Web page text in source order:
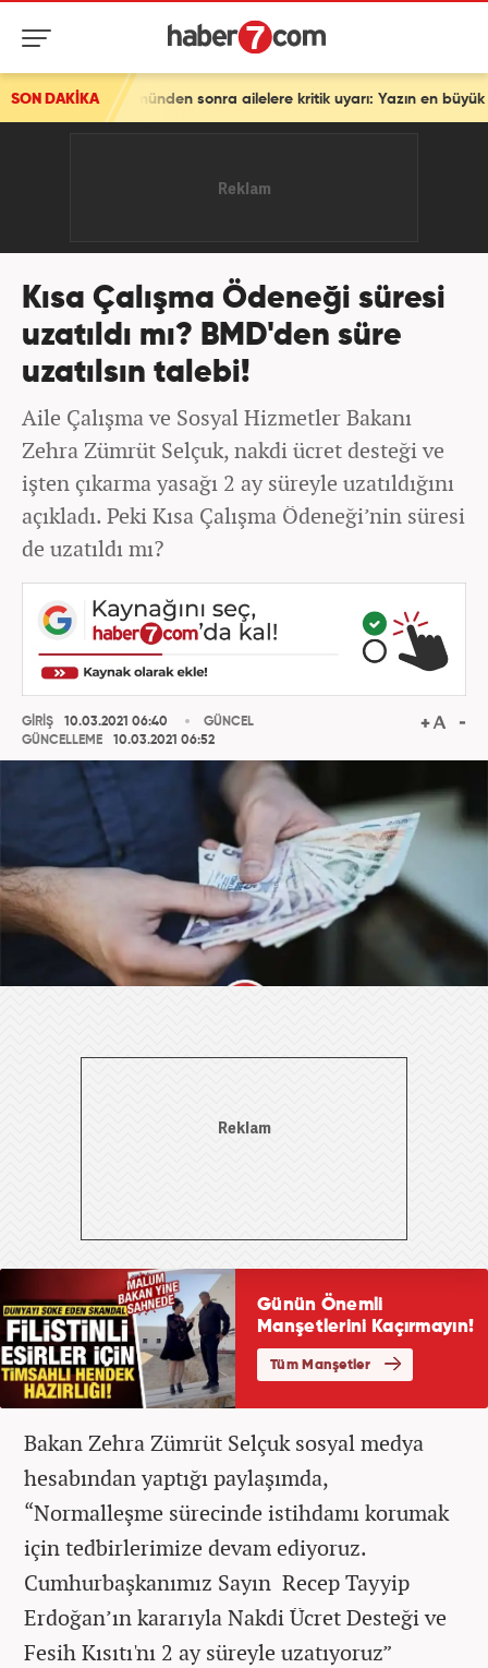
SON DAKİKAsonra ailelere kritik uyarı: Yazın en büyük tehlikesi!
Kısa Çalışma Ödeneği süresi
uzatıldı mı? BMD'den süre
uzatılsın talebi!
Aile Çalışma ve Sosyal Hizmetler Bakanı
Zehra Zümrüt Selçuk, nakdi ücret desteği ve
işten çıkarma yasağı 2 ay süreyle uzatıldığını
açıkladı. Peki Kısa Çalışma Ödeneği’nin süresi
de uzatıldı mı?
GİRİŞ
10.03.2021 06:40
GÜNCELLEME
10.03.2021 06:52
GÜNCEL
Bakan Zehra Zümrüt Selçuk sosyal medya
hesabından yaptığı paylaşımda,
“Normalleşme sürecinde istihdamı korumak
için tedbirlerimize devam ediyoruz.
Cumhurbaşkanımız Sayın Recep Tayyip
Erdoğan’ın kararıyla Nakdi Ücret Desteği ve
Fesih Kısıtı'nı 2 ay süreyle uzatıyoruz”